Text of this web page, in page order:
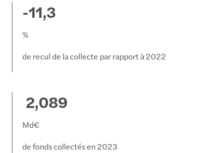
-11,3
%
de recul de la collecte par rapport à 2022
2,089
Md€
de fonds collectés en 2023